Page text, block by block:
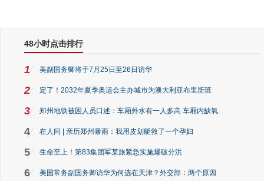
48小时点击排行
1 美副国务卿将于7月25日至26日访华
2 定了！2032年夏季奥运会主办城市为澳大利亚布里斯班
3 郑州地铁被困人员口述：车厢外水有一人多高 车厢内缺氧
4 在人间 | 亲历郑州暴雨：我用皮划艇救了一个孕妇
5 生命至上！第83集团军某旅紧急实施爆破分洪
6 美国常务副国务卿访华为何选在天津？外交部：两个原因